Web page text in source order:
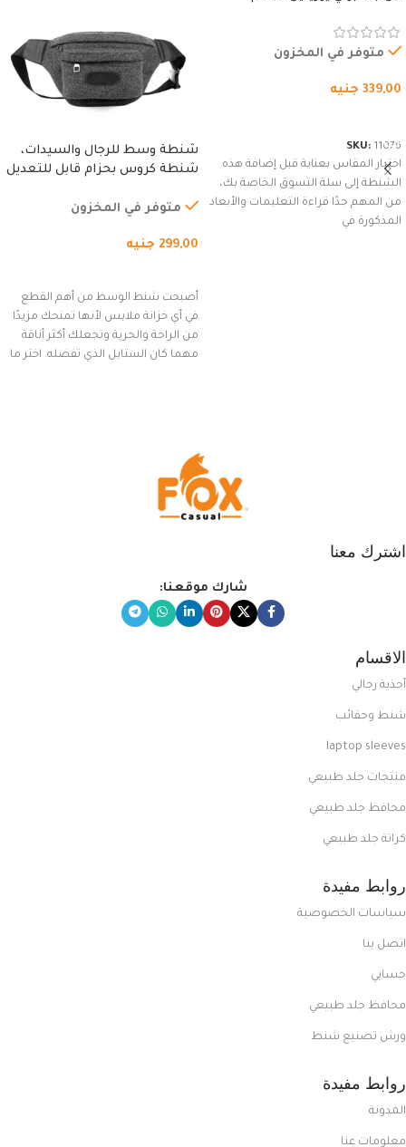
وسوستة.
متوفر في المخزون
339,00 جنيه
SKU: 11076
اختيار المقاس بعناية قبل إضافة هذه
الشنطة إلى سلة التسوق الخاصة بك،
من المهم جدًا قراءة التعليمات والأبعاد
المذكورة في
شنطة وسط للرجال والسيدات،
شنطة كروس بحزام قابل للتعديل
السفر، الجري العادي، المشي
(رمادي)
متوفر في المخزون
299,00 جنيه
أصبحت شنط الوسط من أهم القطع
في أي خزانة ملابس لأنها تمنحك مزيدًا
من الراحة والحرية وتجعلك أكثر أناقة
مهما كان الستايل الذي تفضله. اختر ما
اشترك معنا
شارك موقعنا:
الاقسام
أحذية رجالي
شنط وحقائب
laptop sleeves
منتجات جلد طبيعي
محافظ جلد طبيعي
كراتة جلد طبيعي
روابط مفيدة
سياسات الخصوصية
اتصل بنا
حسابي
محافظ جلد طبيعي
ورش تصنيع شنط
روابط مفيدة
المدونة
معلومات عنا